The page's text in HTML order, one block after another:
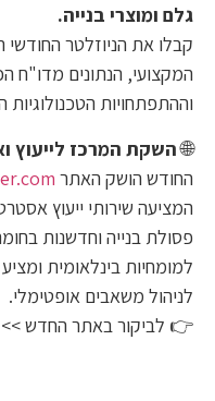
גלם ומוצרי בנייה.
קבלו את הניוזלטר
המקצועי, הנתונים מדו"ח
וההתפתחויות הטכנולוגיות
🌐השקת המרכז לייעוץ
החודש הושק האתר
המציעה שירותי ייעוץ
פסולת בנייה וחדשנות
לניהול משאבים אופטימלי.
👉 לביקור באתר החדש >>